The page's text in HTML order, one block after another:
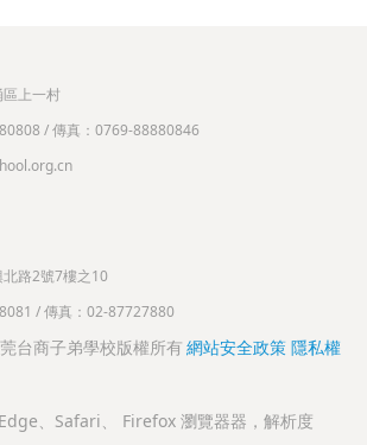
上一村
/ 傳真：0769-88880846
路2號7樓之10
/ 傳真：02-87727880
台商子弟學校版權所有 網站安全政策 隱私權
、Safari、 Firefox 瀏覽器器，解析度